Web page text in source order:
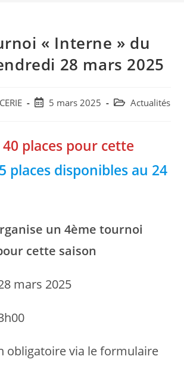
« Interne » du
28 mars 2025
Post5 mars 2025
Post Actualités
places pour cette
places disponibles au 24
un 4ème tournoi
cette saison
mars 2025
obligatoire via le formulaire